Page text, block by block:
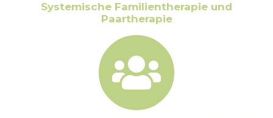
Systemische Familientherapie und
Paartherapie